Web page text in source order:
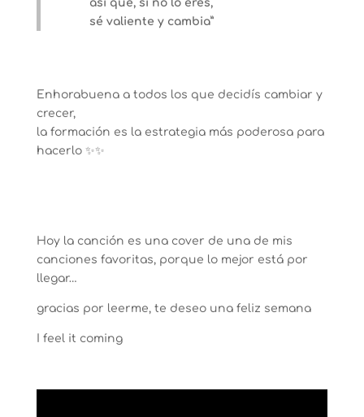
así que, si no lo eres,
sé valiente y cambia”
Enhorabuena a todos los que decidís cambiar y
crecer,
la formación es la estrategia más poderosa para
hacerlo ✨✨
Hoy la canción es una cover de una de mis
canciones favoritas, porque lo mejor está por
llegar…
gracias por leerme, te deseo una feliz semana
I feel it coming